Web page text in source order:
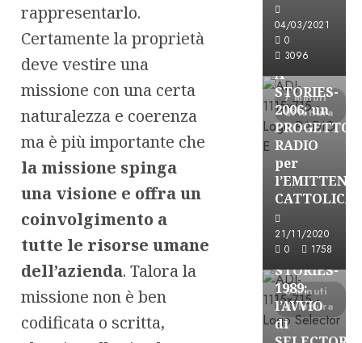
rappresentarlo.
Certamente la proprietà
deve vestire una
missione con una certa
naturalezza e coerenza
ma è più importante che
la missione spinga
una visione e offra un
coinvolgimento a
tutte le risorse umane
dell’azienda. Talora la
missione non è ben
codificata o scritta,
04/03/2021
0
3096
7 minuti
di lettura
Formazione
FREE
A-
STORIES-
2006: un
PROGETTO
RADIO
per
CATTOLICA
21/11/2020
0
1758
6 minuti
di lettura
A-Stories
FREE
A-
STORIES-
1989:
l’AVVIO
di